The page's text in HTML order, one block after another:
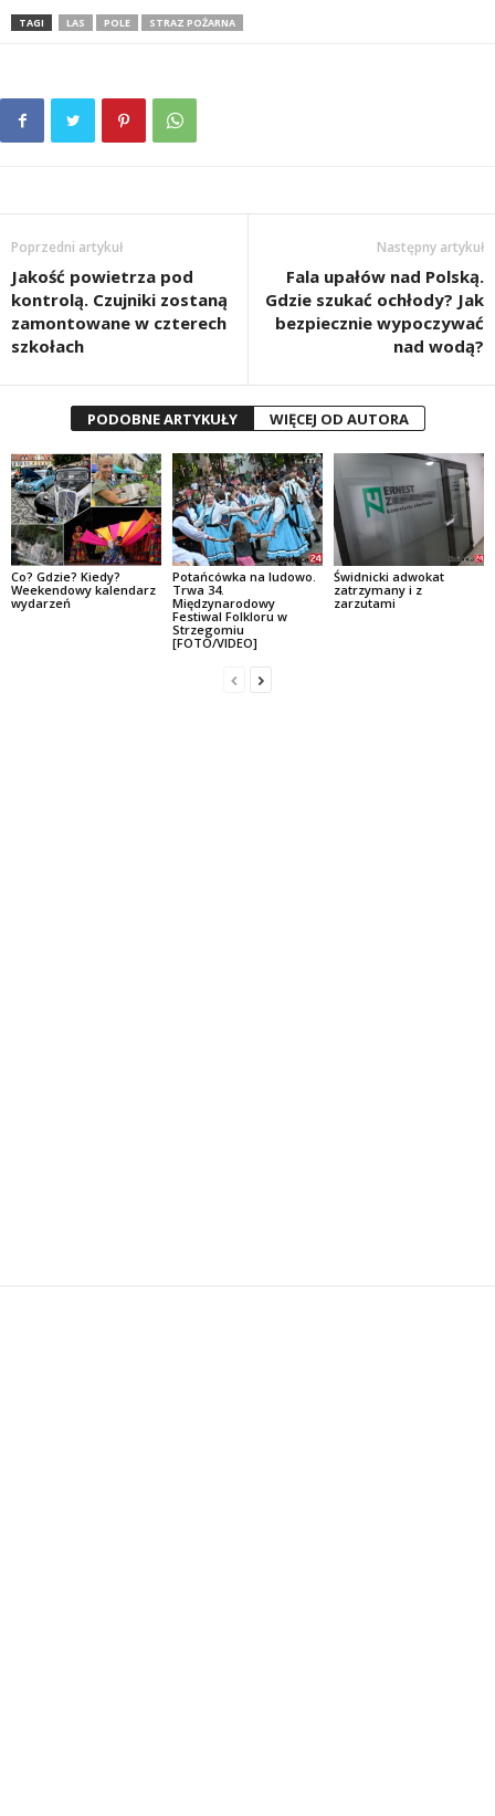
TAGI LAS POLE STRAZ POŻARNA
Poprzedni artykuł
Jakość powietrza pod
kontrolą. Czujniki zostaną
zamontowane w czterech
szkołach
Następny artykuł
Fala upałów nad Polską.
Gdzie szukać ochłody? Jak
bezpiecznie wypoczywać
nad wodą?
PODOBNE ARTYKUŁY WIĘCEJ OD AUTORA
Co? Gdzie? Kiedy?
Weekendowy kalendarz
wydarzeń
Potańcówka na ludowo.
Trwa 34.
Międzynarodowy
Festiwal Folkloru w
Strzegomiu
[FOTO/VIDEO]
Świdnicki adwokat
zatrzymany i z
zarzutami